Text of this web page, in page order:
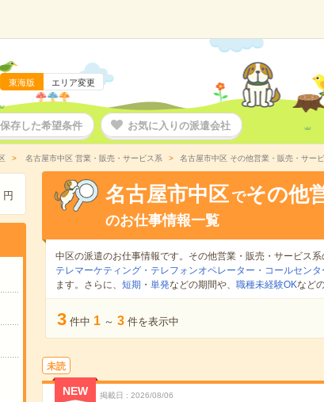
東海版 エリア変更
保存した希望条件 お気に入りの派遣会社
名古屋市中区 営業・販売・サービス系 名古屋市中区 その他営業・販売・サー
円 名古屋市中区 でその他
のお仕事情報一覧
中区の派遣のお仕事情報です。その他営業・販売・サービス系
テレマーケティング・テレフォンオペレーター・コールセンタ
ます。さらに、 短期 ・ 単発などの期間や、 職種未経験OKなど
3 件中 1 ～ 3 件を表示中
未読
NEW 掲載日 2026/08/06